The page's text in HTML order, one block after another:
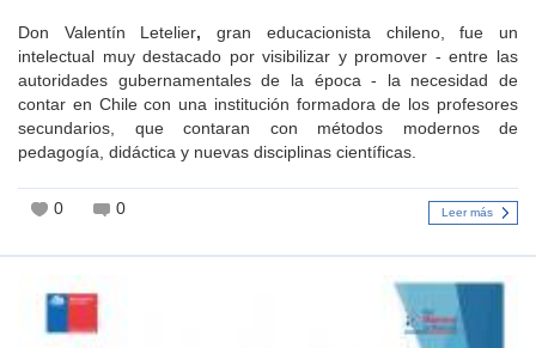
Don Valentín Letelier, gran educacionista chileno, fue un
intelectual muy destacado por visibilizar y promover - entre las
autoridades gubernamentales de la época - la necesidad de
contar en Chile con una institución formadora de los profesores
secundarios, que contaran con métodos modernos de
pedagogía, didáctica y nuevas disciplinas científicas.
0 0 Leer más